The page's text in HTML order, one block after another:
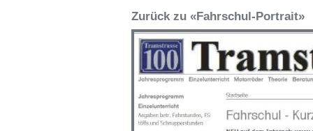
Zurück zu «Fahrschul-Portrait»